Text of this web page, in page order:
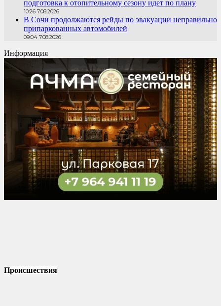
подготовка к отопительному сезону идет по плану
10:26 7.08.2026
В Сочи продолжаются рейды по эвакуации неправильно
припаркованных автомобилей
09:04 7.08.2026
Информация
Происшествия